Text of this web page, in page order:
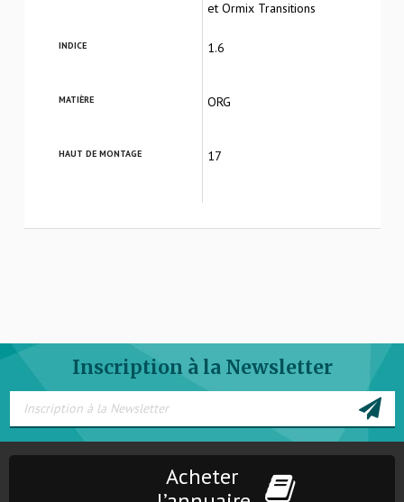
et Ormix Transitions
INDICE 1.6
MATIÈRE ORG
HAUT DE MONTAGE 17
Inscription à la Newsletter
Acheter